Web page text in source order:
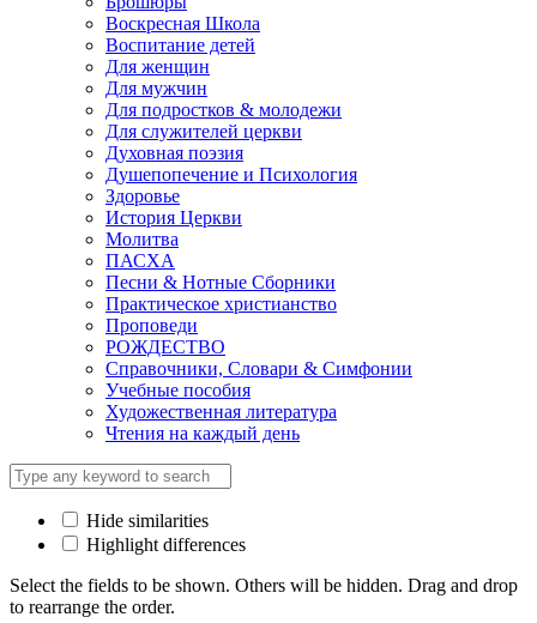
Воскресная Школа
Воспитание детей
Для женщин
Для мужчин
Для подростков & молодежи
Для служителей церкви
Духовная поэзия
Душепопечение и Психология
Здоровье
История Церкви
Молитва
ПАСХА
Песни & Нотные Сборники
Практическое христианство
Проповеди
РОЖДЕСТВО
Справочники, Словари & Симфонии
Учебные пособия
Художественная литература
Чтения на каждый день
Hide similarities
Highlight differences
Select the fields to be shown. Others will be hidden. Drag and drop
to rearrange the order.